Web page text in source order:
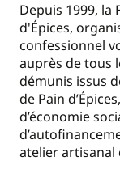
Depuis 1999, la
d'Épices,
confessionnel
auprès de tous
démunis issus
de Pain
d’économie
atelier artisanal